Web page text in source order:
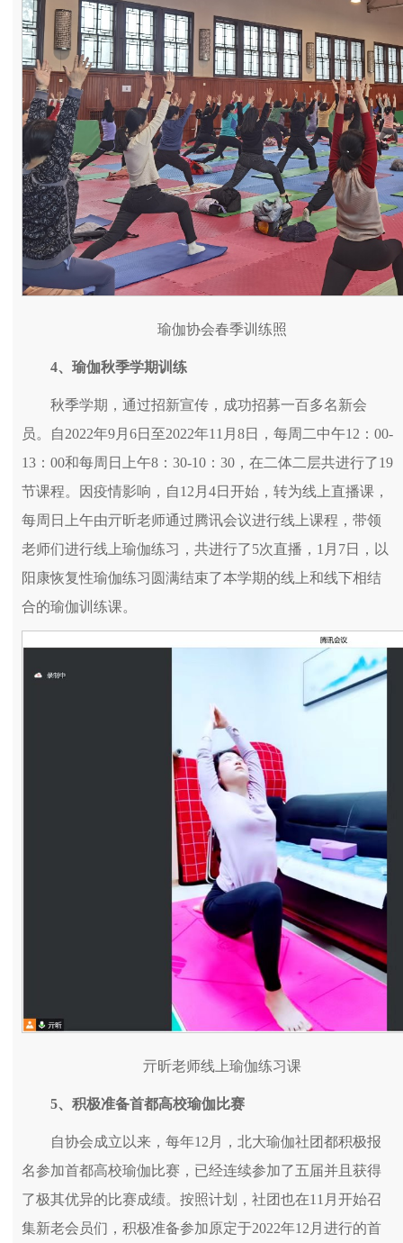
瑜伽协会春季训练照
4、瑜伽秋季学期训练
秋季学期，通过招新宣传，成功招募一百多名新会
员。自2022年9月6日至2022年11月8日，每周二中午12：00-
13：00和每周日上午8：30-10：30，在二体二层共进行了19
节课程。因疫情影响，自12月4日开始，转为线上直播课，
每周日上午由亓昕老师通过腾讯会议进行线上课程，带领
老师们进行线上瑜伽练习，共进行了5次直播，1月7日，以
阳康恢复性瑜伽练习圆满结束了本学期的线上和线下相结
合的瑜伽训练课。
亓昕老师线上瑜伽练习课
5、积极准备首都高校瑜伽比赛
自协会成立以来，每年12月，北大瑜伽社团都积极报
名参加首都高校瑜伽比赛，已经连续参加了五届并且获得
了极其优异的比赛成绩。按照计划，社团也在11月开始召
集新老会员们，积极准备参加原定于2022年12月进行的首